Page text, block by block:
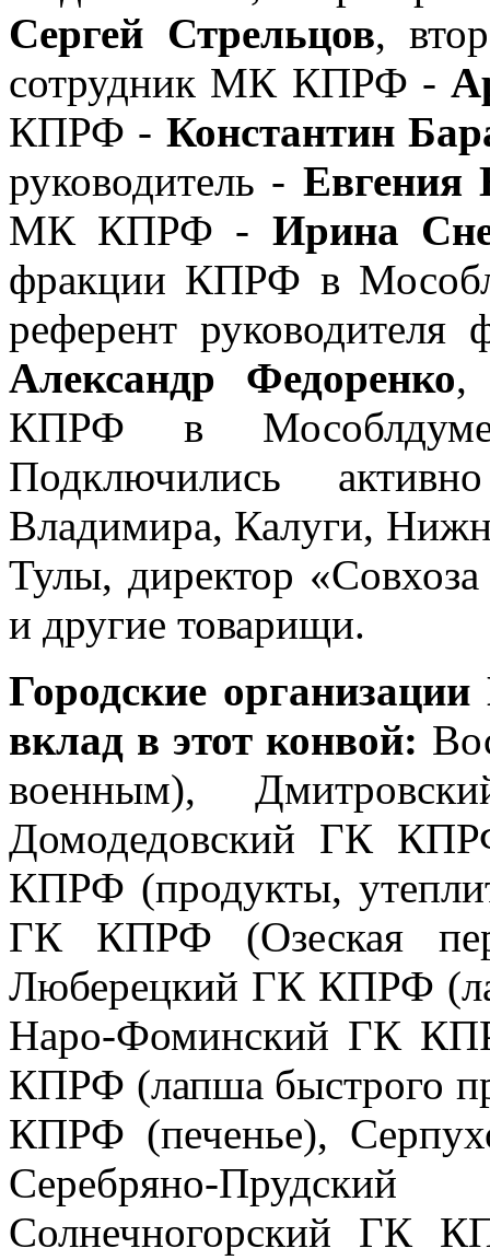
Сергей Стрельцов,
сотрудник МК КПРФ -
КПРФ - Константин
руководитель - Евгения
МК КПРФ - Ирина
фракции КПРФ в
референт
Александр Федоренко,
КПРФ в
Подключились
Владимира, Калуги,
Тулы, директор
и другие товарищи.
Городские
вклад в этот конвой:
военным),
Домодедовский ГК
КПРФ (продукты,
ГК КПРФ (Озеская
Люберецкий ГК КПРФ
Наро-Фоминский ГК
КПРФ (лапша быстрого
КПРФ (печенье),
Серебряно-
Солнечногорский ГК